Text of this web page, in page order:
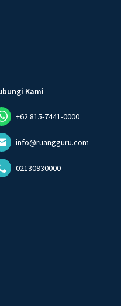
Kami
+62 815-7441-0000
info@ruangguru.com
02130930000